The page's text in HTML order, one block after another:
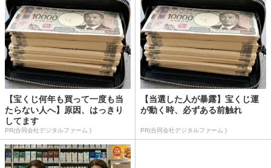
【宝くじ何年も買って一度も当
たらない人へ】原因、はっきり
してます
PR(合同会社デジタルファーム )
【当選した人が暴露】宝くじ運
が動く時、必ずある前触れ
PR(合同会社デジタルファーム )